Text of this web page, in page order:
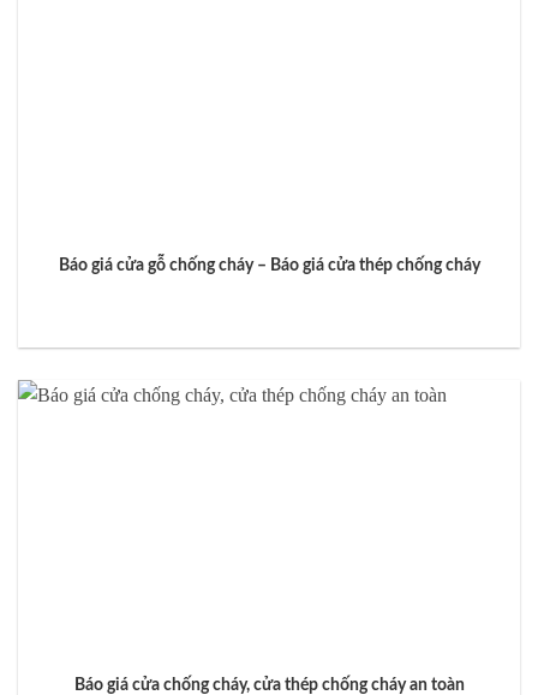
Báo giá cửa gỗ chống cháy – Báo giá cửa thép chống cháy
Báo giá cửa chống cháy, cửa thép chống cháy an toàn